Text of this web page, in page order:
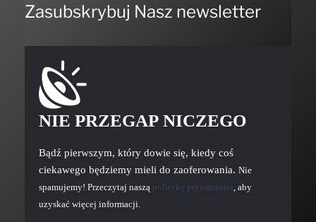
Zasubskrybuj Nasz newsletter
NIE PRZEGAP NICZEGO
Bądź pierwszym, który dowie się, kiedy coś
ciekawego będziemy mieli do zaoferowania. Nie
spamujemy! Przeczytaj naszą politykę prywatności, aby
uzyskać więcej informacji.